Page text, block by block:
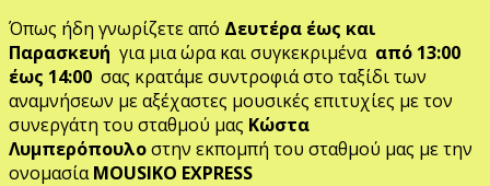
Όπως ήδη γνωρίζετε από Δευτέρα έως και
Παρασκευή για μια ώρα και συγκεκριμένα από 13:00
έως 14:00 σας κρατάμε συντροφιά στο ταξίδι των
αναμνήσεων με αξέχαστες μουσικές επιτυχίες με τον
συνεργάτη του σταθμού μας Κώστα
Λυμπερόπουλοστην εκπομπή του σταθμού μας με την
ονομασίαMOUSIKO EXPRESS